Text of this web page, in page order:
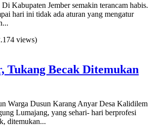
Kabupaten Jember semakin terancam habis.
hari ini tidak ada aturan yang mengatur
views)
Becak Ditemukan
Warga Dusun Karang Anyar Desa Kalidilem
Lumajang, yang sehari- hari berprofesi
ditemukan...